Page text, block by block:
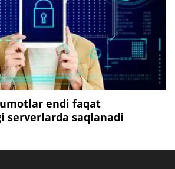
endi faqat
serverlarda saqlanadi